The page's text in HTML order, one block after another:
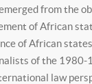
from the
of African
of African
of the 1980-
law